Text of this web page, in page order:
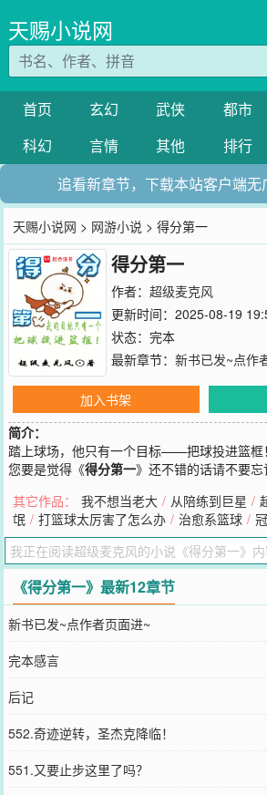
天赐小说网
首页 玄幻 武侠 都市
科幻
言情 其他 排行
追看新章节，下载本站客户端无
天赐小说网 > 网游小说 > 得分第一
得分第一
作者： 超级麦克风
更新时间：2025-08-19
状态：完本
最新章节： 新书已发~点作
加入书架
简介：
踏上球场，他只有一个目标——把球投进篮框！
您要是觉得《得分第一》还不错的话请不要
其它作品： 我不想当老大 / 从陪练到巨星 /
氓 / 打篮球太厉害了怎么办 / 治愈系篮球 /
《得分第一》最新12章节
新书已发~点作者页面进~
完本感言
后记
552.奇迹逆转，圣杰克降临！
551.又要止步这里了吗？